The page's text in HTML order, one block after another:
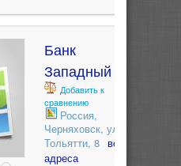
Банк
Западный
Добавить к
сравнению
Россия,
Черняховск, ул.
Тольятти, 8 все
адреса